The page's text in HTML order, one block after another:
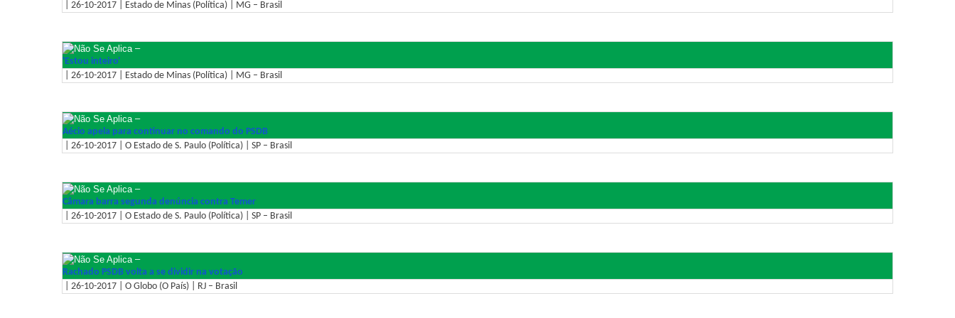
| 26-10-2017 | Estado de Minas (Política) | MG – Brasil
–
'Estou inteiro'
| 26-10-2017 | Estado de Minas (Política) | MG – Brasil
–
Aécio apela para continuar no comando do PSDB
| 26-10-2017 | O Estado de S. Paulo (Política) | SP – Brasil
–
Câmara barra segunda denúncia contra Temer
| 26-10-2017 | O Estado de S. Paulo (Política) | SP – Brasil
–
Rachado PSDB volta a se dividir na votação
| 26-10-2017 | O Globo (O País) | RJ – Brasil